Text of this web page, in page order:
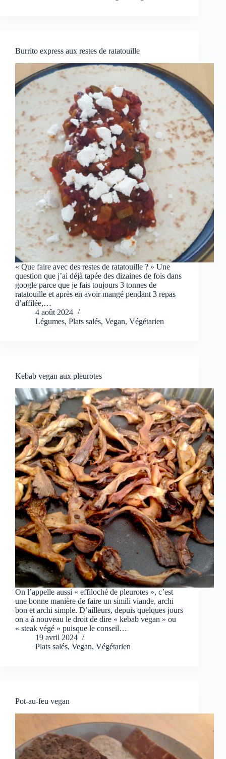
Burrito express aux restes de ratatouille
« Que faire avec des restes de ratatouille ? » Une
question que j’ai déjà tapée des dizaines de fois dans
google parce que je fais toujours 3 tonnes de
ratatouille et après en avoir mangé pendant 3 repas
d’affilée,…
4 août 2024
Légumes, Plats salés, Vegan, Végétarien
Kebab vegan aux pleurotes
On l’appelle aussi « effiloché de pleurotes », c’est
une bonne manière de faire un simili viande, archi
bon et archi simple. D’ailleurs, depuis quelques jours
on a à nouveau le droit de dire « kebab vegan » ou
« steak végé » puisque le conseil…
19 avril 2024
Plats salés, Vegan, Végétarien
Pot-au-feu vegan